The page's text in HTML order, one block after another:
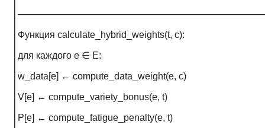
Функция calculate_hybrid_weights(t, c):
для каждого e ∈ E:
w_data[e] ← compute_data_weight(e, c)
V[e] ← compute_variety_bonus(e, t)
P[e] ← compute_fatigue_penalty(e, t)